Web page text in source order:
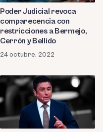
Poder Judicial revoca
comparecencia con
restricciones a Bermejo,
Cerrón y Bellido
24 octubre, 2022